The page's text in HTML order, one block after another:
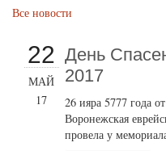
Все новости
22
МАЙ
17
День
2017
26 ияра 5777 года
Воронежская
провела у